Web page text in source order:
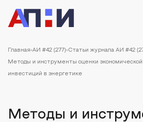
Главная АИ #42 (277) Статьи журнала АИ #42
Методы и инструменты оценки экономической
инвестиций в энергетике
Методы и